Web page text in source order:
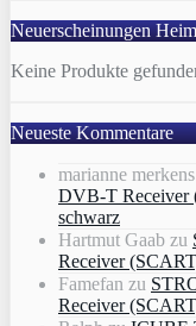
Neuerscheinungen
Keine Produkte
Neueste Kommentare
marianne merkens
DVB-T Receiver
schwarz
Hartmut Gaab zu
Receiver
Famefan zu
Receiver